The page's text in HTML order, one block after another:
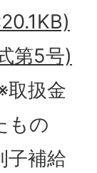
第5号)
取扱金
もの
子補給